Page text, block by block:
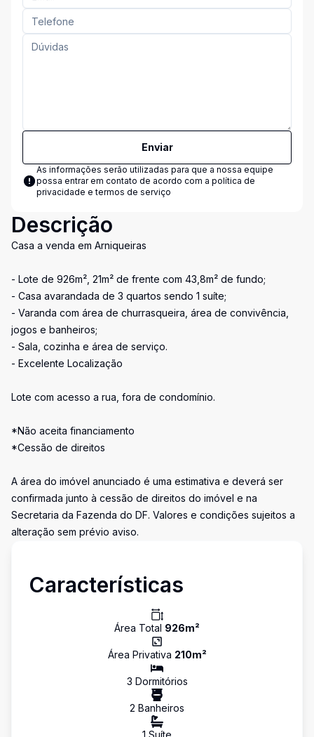
Enviar
As informações serão utilizadas para que a nossa equipe
possa entrar em contato de acordo com a política de
privacidade e termos de serviço
Descrição
Casa a venda em Arniqueiras
- Lote de 926m², 21m² de frente com 43,8m² de fundo;
- Casa avarandada de 3 quartos sendo 1 suíte;
- Varanda com área de churrasqueira, área de convivência,
jogos e banheiros;
- Sala, cozinha e área de serviço.
- Excelente Localização
Lote com acesso a rua, fora de condomínio.
*Não aceita financiamento
*Cessão de direitos
A área do imóvel anunciado é uma estimativa e deverá ser
confirmada junto à cessão de direitos do imóvel e na
Secretaria da Fazenda do DF. Valores e condições sujeitos a
alteração sem prévio aviso.
Características
Área Total 926m²
Área Privativa 210m²
3 Dormitórios
2 Banheiros
1 Suíte